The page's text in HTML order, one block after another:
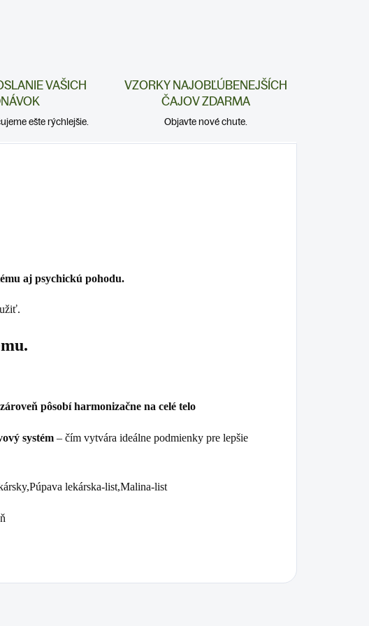
VAŠICH
ešte rýchlejšie.
VZORKY NAJOBĽÚBENEJŠÍCH
ČAJOV ZDARMA
Objavte nové chute.
aj psychickú pohodu.
pôsobí harmonizačne na celé telo
systém– čím vytvára ideálne podmienky pre lepšie
lekárska-list,Malina-list